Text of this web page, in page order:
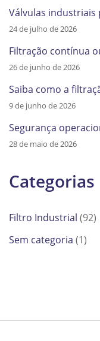
Válvulas industriais
24 de julho de 2026
Filtração contínua
26 de junho de 2026
Saiba como a
9 de junho de 2026
Segurança
28 de maio de 2026
Categorias
Filtro Industrial (92)
Sem categoria (1)